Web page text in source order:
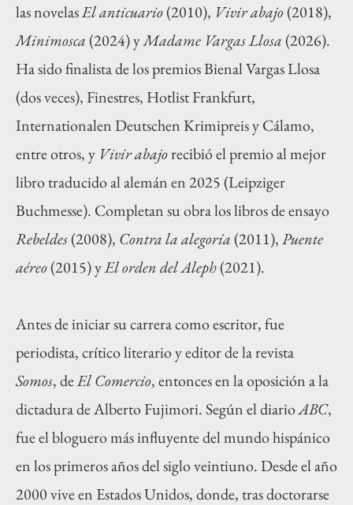
las novelasEl anticuario(2010), Vivir abajo(2018),
Minimosca(2024) yMadame Vargas Llosa(2026).
Ha sido finalista de los premios Bienal Vargas Llosa
(dos veces), Finestres, Hotlist Frankfurt,
Internationalen Deutschen Krimipreis y Cálamo,
entre otros, y Vivir abajorecibió el premio al mejor
libro traducido al alemán en 2025 (Leipziger
Buchmesse). Completan su obra los libros de ensayo
Rebeldes(2008), Contra la alegoría(2011),Puente
aéreo(2015) yEl orden del Aleph(2021).
Antes de iniciar su carrera como escritor, fue
periodista, crítico literario y editor de la revista
Somos, deEl Comercio, entonces en la oposición a la
dictadura de Alberto Fujimori. Según el diarioABC,
fue el bloguero más influyente del mundo hispánico
en los primeros años del siglo veintiuno. Desde el año
2000 vive en Estados Unidos, donde, tras doctorarse